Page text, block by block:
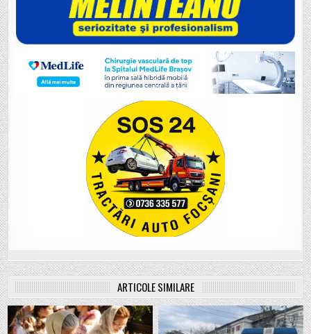
ARTICOLE SIMILARE